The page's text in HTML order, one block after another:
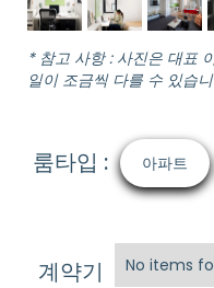
* 참고 사항 : 사진은 대표
일이 조금씩 다를 수 있습
룸타입 : 아파트
계약기
No items